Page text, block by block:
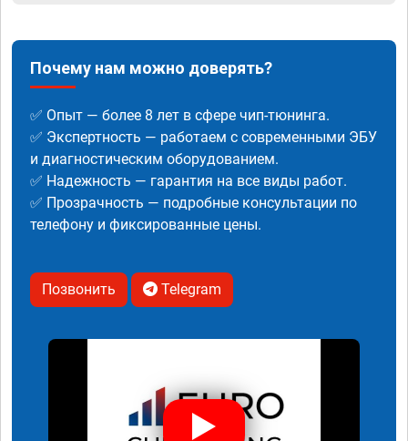
Почему нам можно доверять?
✅ Опыт — более 8 лет в сфере чип-тюнинга.
✅ Экспертность — работаем с современными ЭБУ
и диагностическим оборудованием.
✅ Надежность — гарантия на все виды работ.
✅ Прозрачность — подробные консультации по
телефону и фиксированные цены.
Позвонить Telegram